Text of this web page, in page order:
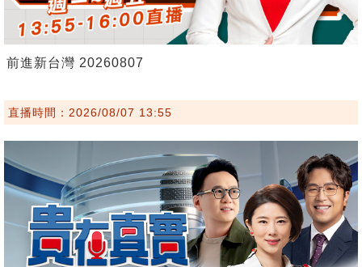
前進新台灣 20260807
直播時間：2026/08/07 13:55